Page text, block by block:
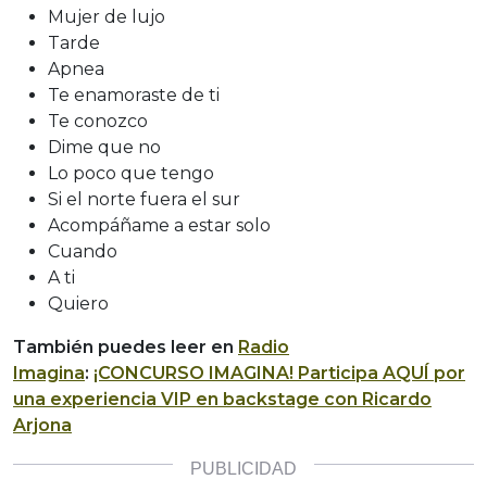
Mujer de lujo
Tarde
Apnea
Te enamoraste de ti
Te conozco
Dime que no
Lo poco que tengo
Si el norte fuera el sur
Acompáñame a estar solo
Cuando
A ti
Quiero
También puedes leer en Radio
Imagina: ¡CONCURSO IMAGINA! Participa AQUÍ por
una experiencia VIP en backstage con Ricardo
Arjona